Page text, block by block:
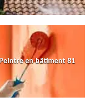
Peintre en bâtiment 81